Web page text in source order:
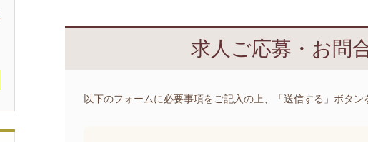
求人ご応募・お問
以下のフォームに必要事項をご記入の上、「送信する」ボタン